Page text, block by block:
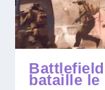
bataille le